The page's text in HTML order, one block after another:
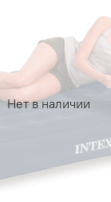
Нет в наличии